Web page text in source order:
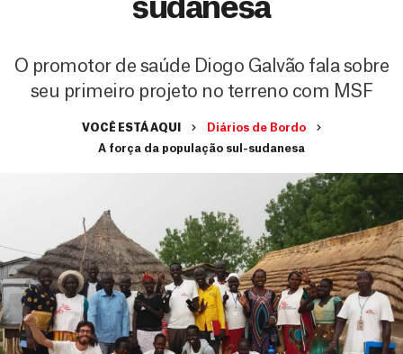
sudanesa
O promotor de saúde Diogo Galvão fala sobre
seu primeiro projeto no terreno com MSF
VOCÊ ESTÁ AQUI
Diários de Bordo
A força da população sul-sudanesa